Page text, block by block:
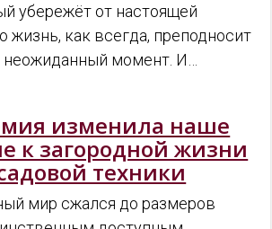
убережёт от настоящей
жизнь, как всегда, преподносит
момент. И…
изменила наше
к загородной жизни
техники
мир сжался до размеров